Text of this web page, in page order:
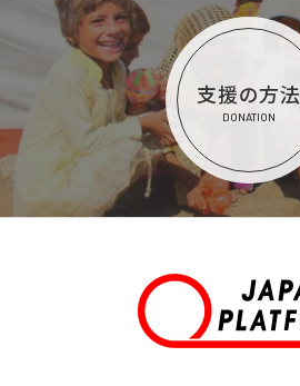
支援の方法
DONATION